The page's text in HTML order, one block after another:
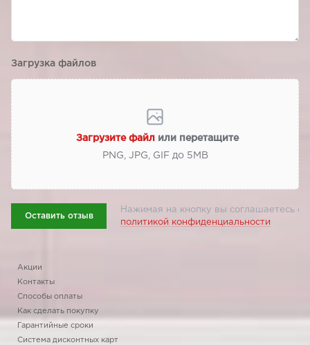
Загрузка файлов
Загрузите файл или перетащите
PNG, JPG, GIF до 5МВ
Оставить отзыв
Нажимая на кнопку вы соглашаетесь с
политикой конфиденциальности
Акции
Контакты
Способы оплаты
Как сделать покупку
Гарантийные сроки
Система дисконтных карт